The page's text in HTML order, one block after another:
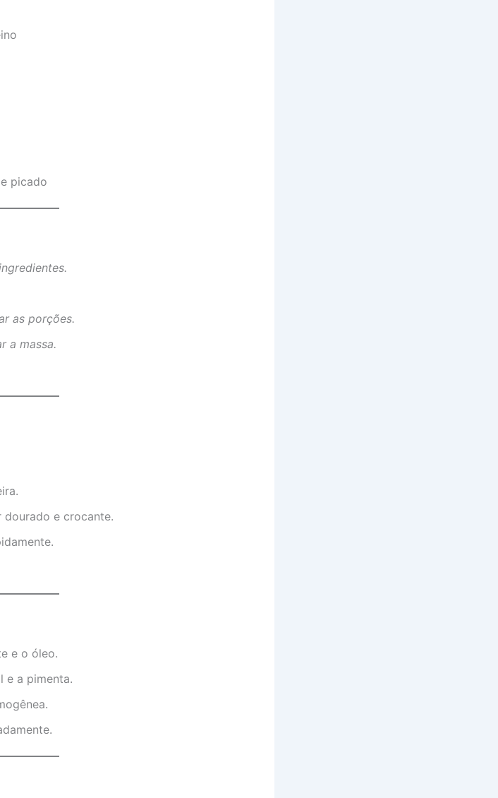
picado
as porções.
a massa.
e crocante.
e o óleo.
e a pimenta.